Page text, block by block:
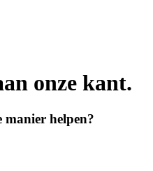
onze kant.
manier helpen?